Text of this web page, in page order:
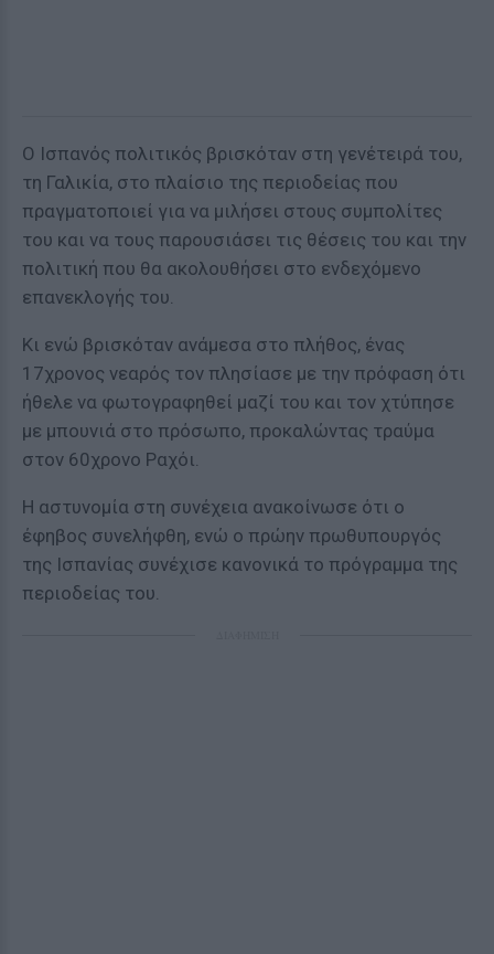
Ο Ισπανός πολιτικός βρισκόταν στη γενέτειρά του,
τη Γαλικία, στο πλαίσιο της περιοδείας που
πραγματοποιεί για να μιλήσει στους συμπολίτες
του και να τους παρουσιάσει τις θέσεις του και την
πολιτική που θα ακολουθήσει στο ενδεχόμενο
επανεκλογής του.
Κι ενώ βρισκόταν ανάμεσα στο πλήθος, ένας
17χρονος νεαρός τον πλησίασε με την πρόφαση ότι
ήθελε να φωτογραφηθεί μαζί του και τον χτύπησε
με μπουνιά στο πρόσωπο, προκαλώντας τραύμα
στον 60χρονο Ραχόι.
Η αστυνομία στη συνέχεια ανακοίνωσε ότι ο
έφηβος συνελήφθη, ενώ ο πρώην πρωθυπουργός
της Ισπανίας συνέχισε κανονικά το πρόγραμμα της
περιοδείας του.